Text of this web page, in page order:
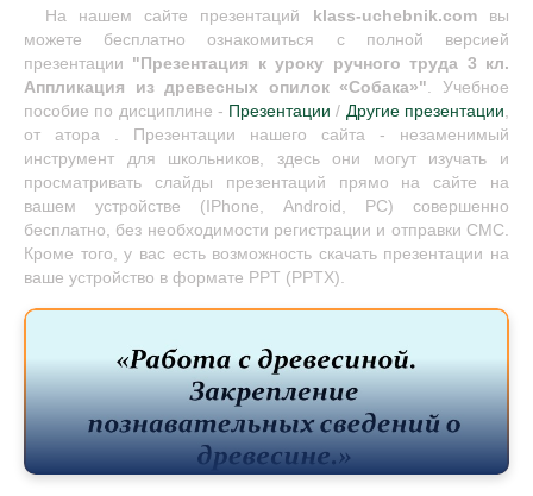
На нашем сайте презентаций klass-uchebnik.comвы
можете бесплатно ознакомиться с полной версией
презентации "Презентация к уроку ручного труда 3 кл.
Аппликация из древесных опилок «Собака»". Учебное
пособие по дисциплине - Презентации / Другие презентации,
от атора . Презентации нашего сайта - незаменимый
инструмент для школьников, здесь они могут изучать и
просматривать слайды презентаций прямо на сайте на
вашем устройстве (IPhone, Android, PC) совершенно
бесплатно, без необходимости регистрации и отправки СМС.
Кроме того, у вас есть возможность скачать презентации на
ваше устройство в формате PPT (PPTX).